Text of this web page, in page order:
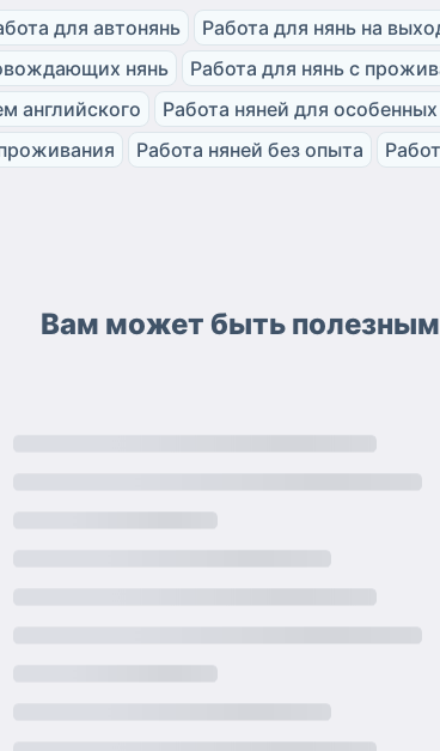
для автонянь Работа для нянь на
нянь Работа для нянь с
английского Работа няней для
Работа няней без опыта
Вам может быть полезным